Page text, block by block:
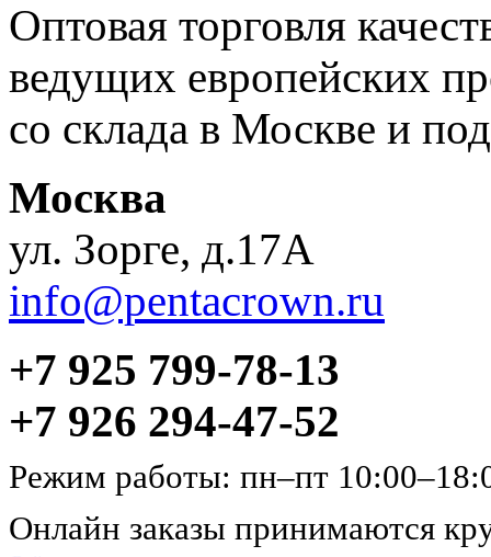
Оптовая торговля
ведущих европейских
со склада в Москве и под
Москва
ул. Зорге, д.17А
info@pentacrown.ru
+7 925 799-78-13
+7 926 294-47-52
Режим работы: пн–пт
Онлайн заказы принимаются